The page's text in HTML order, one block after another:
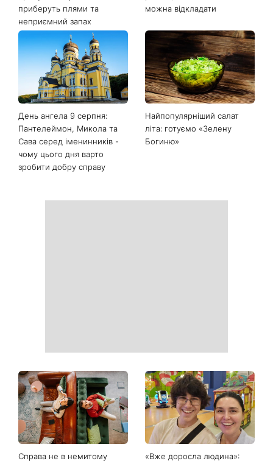
приберуть плями та
неприємний запах
можна відкладати
День ангела 9 серпня:
Пантелеймон, Микола та
Сава серед іменинників -
чому цього дня варто
зробити добру справу
Найпопулярніший салат
літа: готуємо «Зелену
Богиню»
Справа не в немитому
«Вже доросла людина»: